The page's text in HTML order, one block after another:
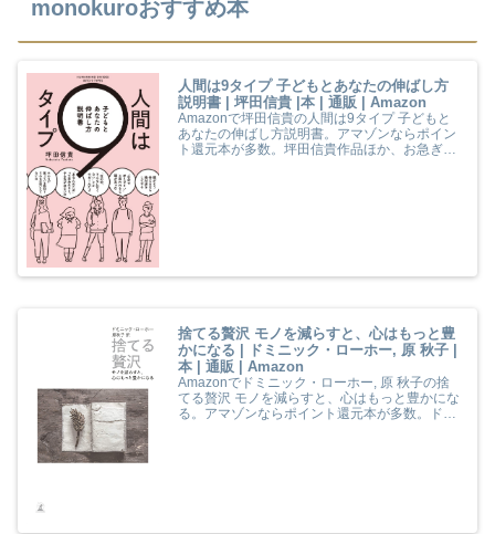
monokuroおすすめ本
人間は9タイプ 子どもとあなたの伸ばし方
説明書 | 坪田信貴 |本 | 通販 | Amazon
Amazonで坪田信貴の人間は9タイプ 子どもと
あなたの伸ばし方説明書。アマゾンならポイン
ト還元本が多数。坪田信貴作品ほか、お急ぎ便
捨てる贅沢 モノを減らすと、心はもっと豊
かになる | ドミニック・ローホー, 原 秋子 |
本 | 通販 | Amazon
Amazonでドミニック・ローホー, 原 秋子の捨
てる贅沢 モノを減らすと、心はもっと豊かにな
る。アマゾンならポイント還元本が多数。ドミ